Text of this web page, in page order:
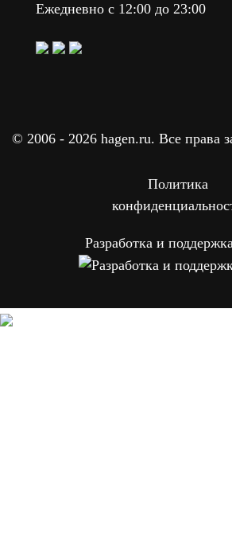
Ежедневно с 12:00 до 23:00
© 2006 - 2026 hagen.ru. Все права
Политика
Разработка и